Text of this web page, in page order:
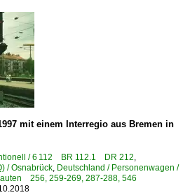
mit einem Interregio aus Bremen in
/ 6 112 BR 112.1 DR 212,
/ Osnabrück, Deutschland / Personenwagen /
256, 259-269, 287-288, 546